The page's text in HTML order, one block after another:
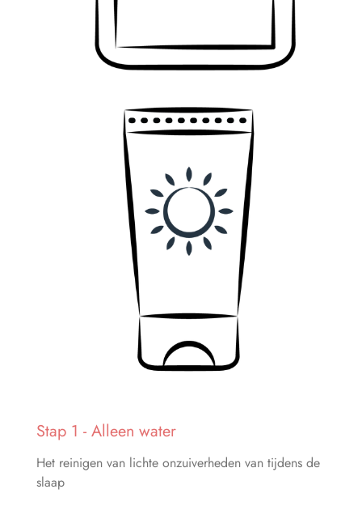
Stap 1 - Alleen water
Het reinigen van lichte onzuiverheden van tijdens de
slaap